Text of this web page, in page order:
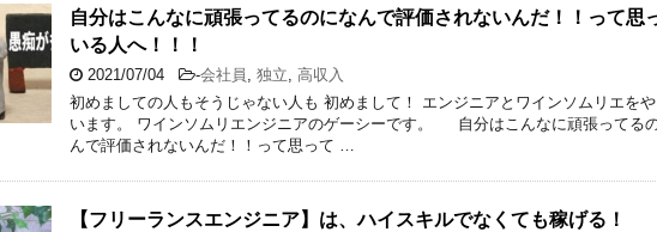
自分はこんなに頑張ってるのになんで評価されないんだ！！って思
いる人へ！！！
2021/07/04 -会社員 , 独立, 高収入
初めましての人もそうじゃない人も 初めまして！ エンジニアとワインソムリエを
います。 ワインソムリエンジニアのゲーシーです。 自分はこんなに頑張ってる
んで評価されないんだ！！って思って …
【フリーランスエンジニア】は、ハイスキルでなくても稼げる！